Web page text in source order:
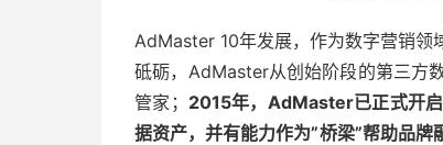
AdMaster 10年发展，作为数字营销领
砥砺，AdMaster从创始阶段的第三方
管家； 2015年，AdMaster已正式开
据资产，并有能力作为”桥梁”帮助品